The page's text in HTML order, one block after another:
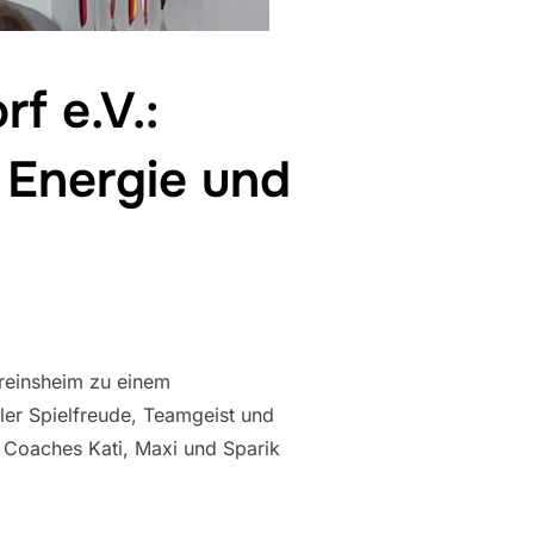
e.V.:
und
zu einem
Spielfreude, Teamgeist und
Kati, Maxi und Sparik